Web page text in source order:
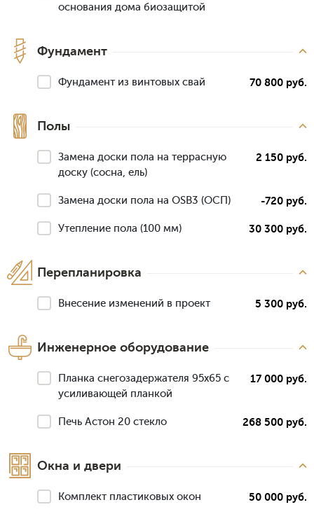
основания дома биозащитой
Фундамент
Фундамент из винтовых свай 70 800 руб.
Полы
Замена доски пола на террасную
доску (сосна, ель)
2 150 руб.
Замена доски пола на OSB3 (ОСП) -720 руб.
Утепление пола (100 мм) 30 300 руб.
Перепланировка
Внесение изменений в проект 5 300 руб.
Инженерное оборудование
Планка снегозадержателя 95х65 с
усиливающей планкой
17 000 руб.
Печь Астон 20 стекло 268 500 руб.
Окна и двери
Комплект пластиковых окон 50 000 руб.